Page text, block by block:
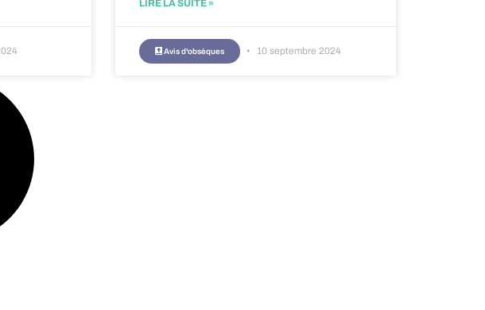
LIRE LA SUITE »
Avis d'obsèques 10 septembre 2024